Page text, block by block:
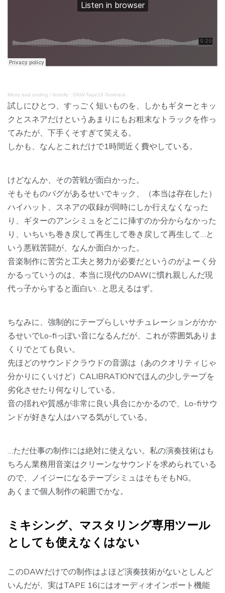
Merry bad ending / ilodolly · DAW-Tape16-Testtrack
試しにひとつ、すっごく短いものを、しかもギターとキッ
クとスネアだけというあまりにもお粗末なトラックを作っ
てみたが、下手くそすぎて笑える。
しかも、なんとこれだけで1時間近く費やしている。
けどなんか、その苦戦が面白かった。
そもそものバグがあるせいでキック、（本当は存在した）
ハイハット、スネアの収録が同時にしか行えなくなった
り、ギターのアンシミュをどこに挿すのか分からなかった
り、いちいち巻き戻して再生して巻き戻して再生して…と
いう悪戦苦闘が、なんか面白かった。
音楽制作に苦労と工夫と努力が必要だというのがよーく分
かるっていうのは、本当に現代のDAWに慣れ親しんだ現
代っ子からすると面白い…と思えるはず。
ちなみに、強制的にテープらしいサチュレーションがかか
るせいでLo-fiっぽい音になるんだが、これが雰囲気ありま
くりでとても良い。
先ほどのサウンドクラウドの音源は（あのクオリティじゃ
分かりにくいけど）CALIBRATIONでほんの少しテープを
劣化させたり何なりしている。
音の揺れや質感が非常に良い具合にかかるので、Lo-fiサウ
ンドが好きな人はハマる気がしている。
…ただ仕事の制作には絶対に使えない。私の演奏技術はも
ちろん業務用音楽はクリーンなサウンドを求められている
ので、ノイジーになるテープシミュはそもそもNG。
あくまで個人制作の範囲でかな。
ミキシング、マスタリング専用ツール
としても使えなくはない
このDAWだけでの制作はよほど演奏技術がないとしんど
いんだが、実はTAPE 16にはオーディオインポート機能